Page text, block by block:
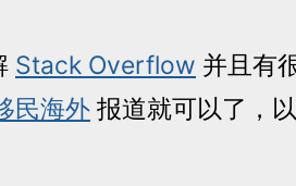
Stack Overflow 并且有
民海外 报道就可以了，